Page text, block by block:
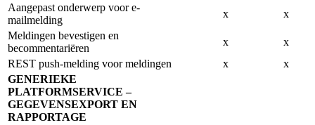
Aangepast onderwerp voor e-
mailmelding
x
x
Meldingen bevestigen en
becommentariëren
x
x
REST push-melding voor meldingen
x
x
GENERIEKE
PLATFORMSERVICE –
GEGEVENSEXPORT EN
RAPPORTAGE